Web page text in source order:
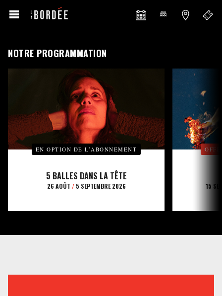
NOTRE PROGRAMMATION
EN OPTION DE L’ABONNEMENT
5 BALLES DANS LA TÊTE
26 AOÛT /5 SEPTEMBRE 2026 15